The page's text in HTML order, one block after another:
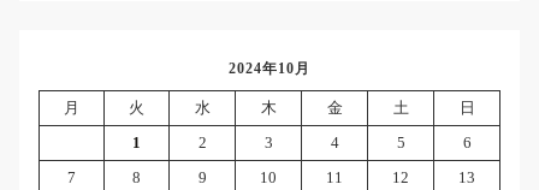
2024年10月
月 火 水 木 金 土
日
1
2 3 4 5
6
7
8 9 10 11 12
13